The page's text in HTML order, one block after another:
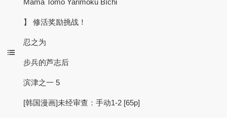
Mama Tomo Yarimoku Bīchi
】 修活奖励挑战！
忍之为
步兵的芦志后
滨津之一 5
[韩国漫画]未经审查：手动1-2 [65p]